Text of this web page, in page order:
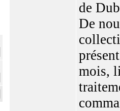
de
De
mois,